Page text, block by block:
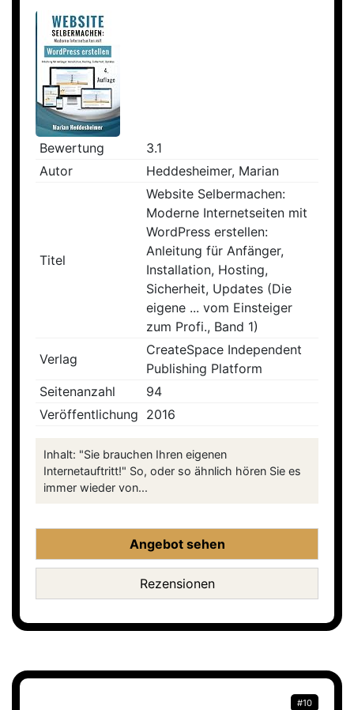
Bewertung
3.1
Autor
Heddesheimer, Marian
Titel
Website Selbermachen:
Moderne Internetseiten mit
WordPress erstellen:
Anleitung für Anfänger,
Installation, Hosting,
Sicherheit, Updates (Die
eigene ... vom Einsteiger
zum Profi., Band 1)
Verlag
CreateSpace Independent
Publishing Platform
Seitenanzahl
94
Veröffentlichung 2016
Inhalt: "Sie brauchen Ihren eigenen
Internetauftritt!" So, oder so ähnlich hören Sie es
immer wieder von...
Angebot sehen
Rezensionen
#10